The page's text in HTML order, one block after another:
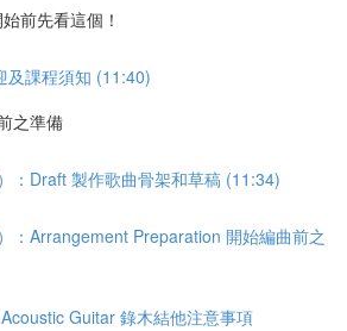
前先看這個！
及課程須知 (11:40)
之準備
：Draft 製作歌曲骨架和草稿 (11:34)
：Arrangement Preparation 開始編曲前之
Guitar 錄木結他注意事項